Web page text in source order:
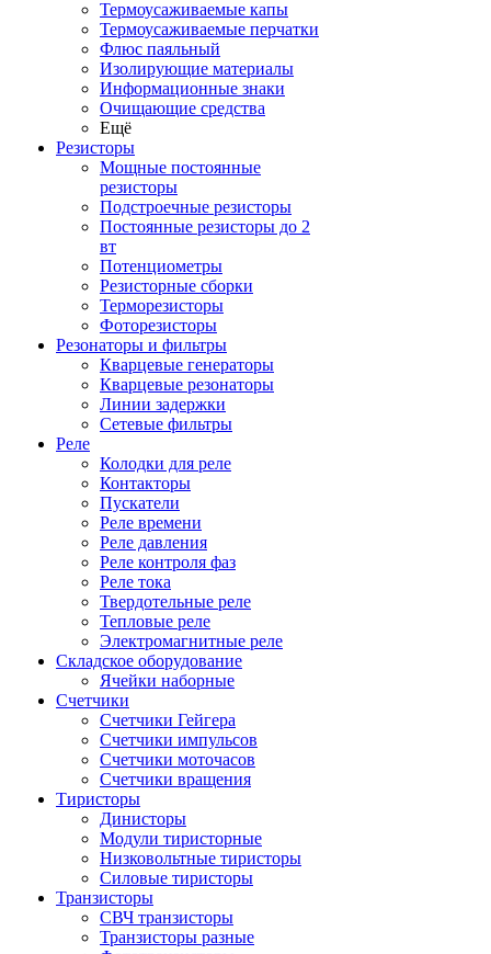
Термоусаживаемые капы
Термоусаживаемые перчатки
Флюс паяльный
Изолирующие материалы
Информационные знаки
Очищающие средства
Ещё
Резисторы
Мощные постоянные
резисторы
Подстроечные резисторы
Постоянные резисторы до 2
вт
Потенциометры
Резисторные сборки
Терморезисторы
Фоторезисторы
Резонаторы и фильтры
Кварцевые генераторы
Кварцевые резонаторы
Линии задержки
Сетевые фильтры
Реле
Колодки для реле
Контакторы
Пускатели
Реле времени
Реле давления
Реле контроля фаз
Реле тока
Твердотельные реле
Тепловые реле
Электромагнитные реле
Складское оборудование
Ячейки наборные
Счетчики
Счетчики Гейгера
Счетчики импульсов
Счетчики моточасов
Счетчики вращения
Тиристоры
Динисторы
Модули тиристорные
Низковольтные тиристоры
Силовые тиристоры
Транзисторы
СВЧ транзисторы
Транзисторы разные